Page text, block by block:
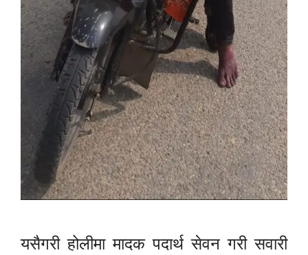
यसैगरी होलीमा मादक पदार्थ सेवन गरी सवारी